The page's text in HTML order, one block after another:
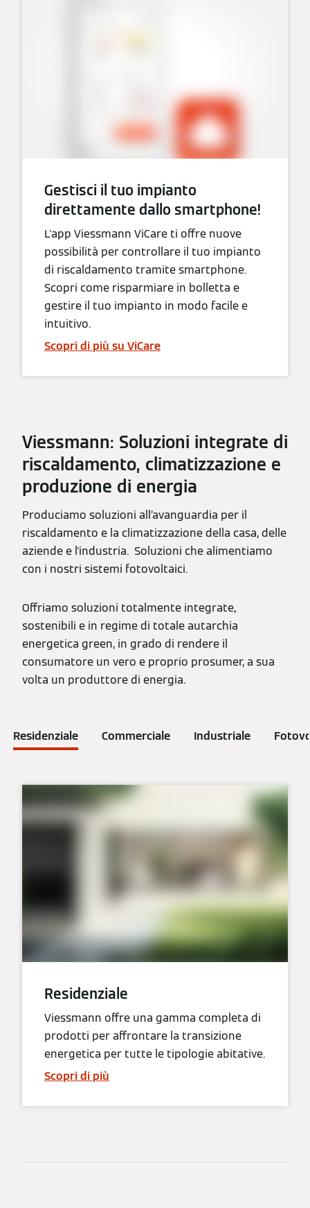
Gestisci il tuo impianto
direttamente dallo smartphone!
L'app Viessmann ViCare ti offre nuove
possibilità per controllare il tuo impianto
di riscaldamento tramite smartphone.
Scopri come risparmiare in bolletta e
gestire il tuo impianto in modo facile e
intuitivo.
Scopri di più su ViCare
Viessmann: Soluzioni integrate di
riscaldamento, climatizzazione e
produzione di energia
Produciamo soluzioni all’avanguardia per il
riscaldamento e la climatizzazione della casa, delle
aziende e l'industria. Soluzioni che alimentiamo
con i nostri sistemi fotovoltaici.
Offriamo soluzioni totalmente integrate,
sostenibili e in regime di totale autarchia
energetica green, in grado di rendere il
consumatore un vero e proprio prosumer, a sua
volta un produttore di energia.
Residenziale Commerciale Industriale
Residenziale
Viessmann offre una gamma completa di
prodotti per affrontare la transizione
energetica per tutte le tipologie abitative.
Scopri di più